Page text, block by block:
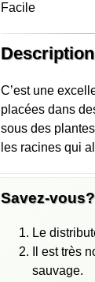
Facile
C’est une
placées dans
sous des
les racines qui
Savez-vous?
Le
Il est très
sauvage.